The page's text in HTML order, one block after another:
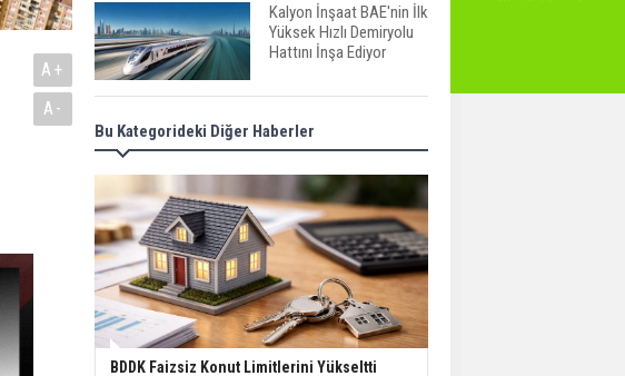
A+
A-
Kalyon İnşaat BAE'nin İlk
Yüksek Hızlı Demiryolu
Hattını İnşa Ediyor
ABD'de Konut Kredisi
Faizi Son Bir Yılın En
TOKİ 51 İlde 540 Konut
ve İş Yerini Satışa
Sunuyor
Yatırımcıların Bina Tercihi
Değişiyor: Dijital Altyapı
Bu Kategorideki Diğer Haberler
BDDK Faizsiz Konut Limitlerini Yükseltti